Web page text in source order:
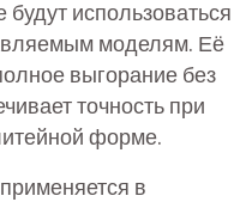
использоваться
моделям. Её
выгорание без
точность при
форме.
в